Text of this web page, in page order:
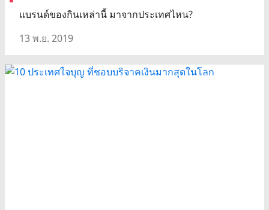
แบรนด์ของกินเหล่านี้ มาจากประเทศไหน?
13 พ.ย. 2019